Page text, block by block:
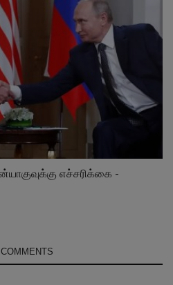
எச்சரிக்கை -